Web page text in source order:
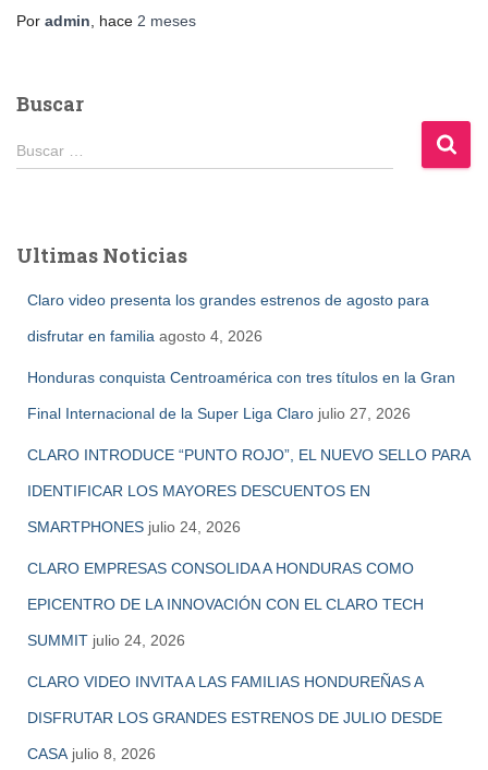
Por admin, hace 2 meses
Buscar
B
u
r
Buscar …
Ultimas Noticias
Claro video presenta los grandes estrenos de agosto para
disfrutar en familia agosto 4, 2026
Honduras conquista Centroamérica con tres títulos en la Gran
Final Internacional de la Super Liga Claro julio 27, 2026
CLARO INTRODUCE “PUNTO ROJO”, EL NUEVO SELLO PARA
IDENTIFICAR LOS MAYORES DESCUENTOS EN
SMARTPHONES julio 24, 2026
CLARO EMPRESAS CONSOLIDA A HONDURAS COMO
EPICENTRO DE LA INNOVACIÓN CON EL CLARO TECH
SUMMIT julio 24, 2026
CLARO VIDEO INVITA A LAS FAMILIAS HONDUREÑAS A
DISFRUTAR LOS GRANDES ESTRENOS DE JULIO DESDE
CASA julio 8, 2026